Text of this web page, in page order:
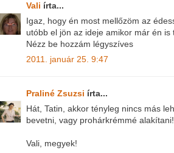
Vali írta...
Igaz, hogy én most mellőzöm az
utóbb el jön az ideje amikor már én
Nézz be hozzám légyszíves
2011. január 25. 9:47
Praliné Zsuzsi írta...
Hát, Tatin, akkor tényleg nincs más
bevetni, vagy prohárkrémmé alakítani!
Vali, megyek!